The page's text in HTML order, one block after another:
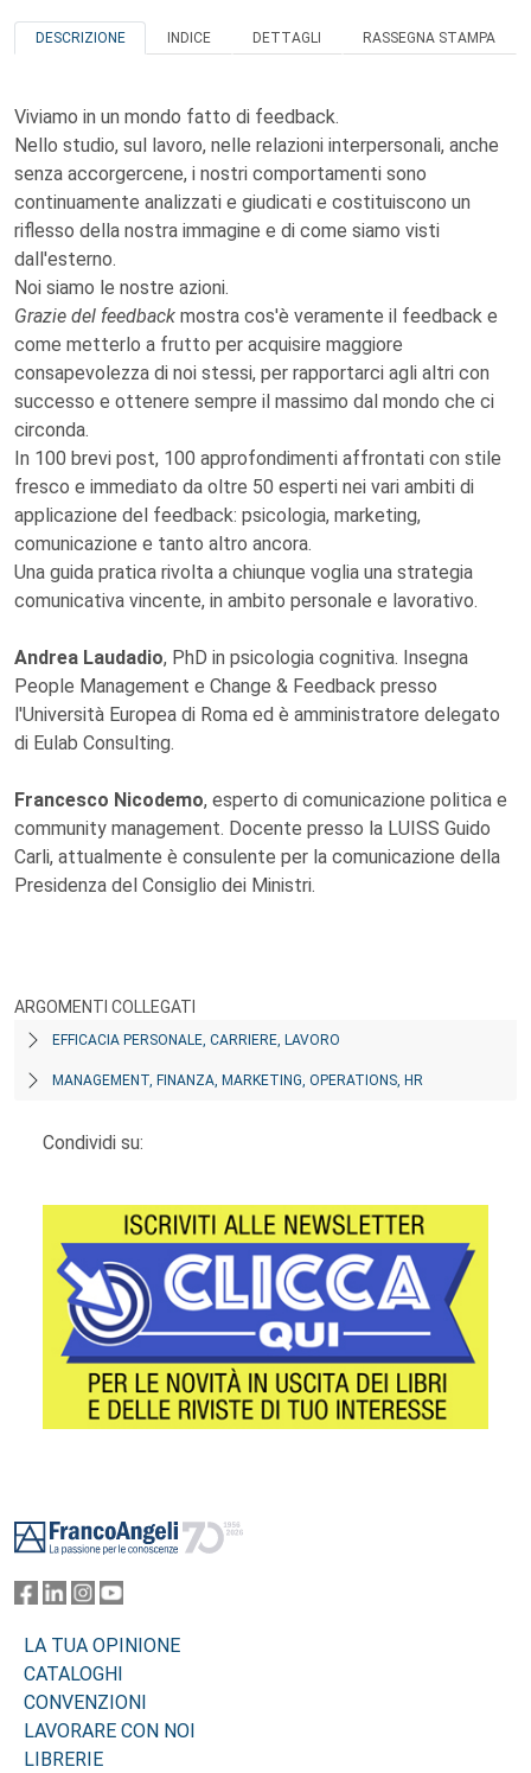
DESCRIZIONE INDICE DETTAGLI RASSEGNA STAMPA
Viviamo in un mondo fatto di feedback.
Nello studio, sul lavoro, nelle relazioni interpersonali, anche
senza accorgercene, i nostri comportamenti sono
continuamente analizzati e giudicati e costituiscono un
riflesso della nostra immagine e di come siamo visti
dall'esterno.
Noi siamo le nostre azioni.
Grazie del feedback mostra cos'è veramente il feedback e
come metterlo a frutto per acquisire maggiore
consapevolezza di noi stessi, per rapportarci agli altri con
successo e ottenere sempre il massimo dal mondo che ci
circonda.
In 100 brevi post, 100 approfondimenti affrontati con stile
fresco e immediato da oltre 50 esperti nei vari ambiti di
applicazione del feedback: psicologia, marketing,
comunicazione e tanto altro ancora.
Una guida pratica rivolta a chiunque voglia una strategia
comunicativa vincente, in ambito personale e lavorativo.
Andrea Laudadio, PhD in psicologia cognitiva. Insegna
People Management e Change & Feedback presso
l'Università Europea di Roma ed è amministratore delegato
di Eulab Consulting.
Francesco Nicodemo, esperto di comunicazione politica e
community management. Docente presso la LUISS Guido
Carli, attualmente è consulente per la comunicazione della
Presidenza del Consiglio dei Ministri.
ARGOMENTI COLLEGATI
EFFICACIA PERSONALE, CARRIERE, LAVORO
MANAGEMENT, FINANZA, MARKETING, OPERATIONS, HR
Condividi su:
LA TUA OPINIONE
CATALOGHI
CONVENZIONI
LAVORARE CON NOI
LIBRERIE